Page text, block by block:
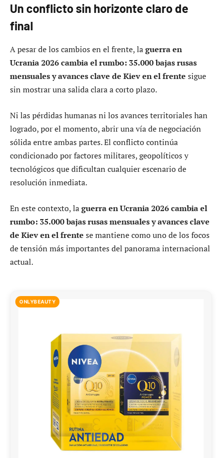
Un conflicto sin horizonte claro de
final
A pesar de los cambios en el frente, laguerra en
Ucrania 2026 cambia el rumbo: 35.000 bajas rusas
mensuales y avances clave de Kiev en el frente sigue
sin mostrar una salida clara a corto plazo.
Ni las pérdidas humanas ni los avances territoriales han
logrado, por el momento, abrir una vía de negociación
sólida entre ambas partes. El conflicto continúa
condicionado por factores militares, geopolíticos y
tecnológicos que dificultan cualquier escenario de
resolución inmediata.
En este contexto, laguerra en Ucrania 2026 cambia el
rumbo: 35.000 bajas rusas mensuales y avances clave
de Kiev en el frente se mantiene como uno de los focos
de tensión más importantes del panorama internacional
actual.
ONLYBEAUTY